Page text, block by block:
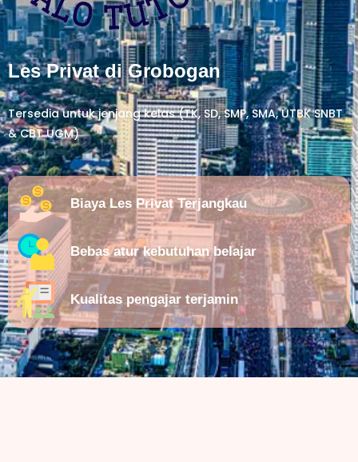
Les Privat di Grobogan
Tersedia untuk jenjang kelas (TK, SD, SMP, SMA, UTBK SNBT
& CBT UGM)
Biaya Les Privat Terjangkau
Bebas atur kebutuhan belajar
Kualitas pengajar terjamin